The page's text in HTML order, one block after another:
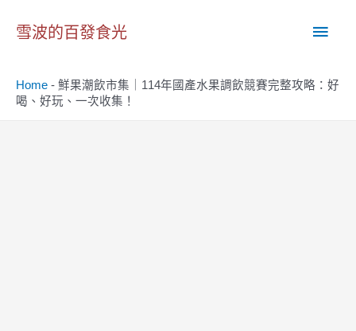
雪波的百發食光
主
Home - 鮮果潮飲市集｜114年國產水果調飲競賽完整攻略：好
喝、好玩、一次收集！